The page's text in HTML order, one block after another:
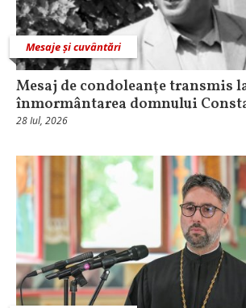
Mesaje și cuvântări
Mesaj de condoleanţe transmis
înmormântarea domnului
28 Iul, 2026